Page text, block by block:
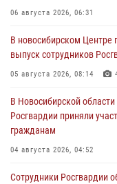
06 августа 2026, 06:31
В новосибирском Центре
выпуск сотрудников
05 августа 2026, 08:14
В Новосибирской
Росгвардии приняли
гражданам
04 августа 2026, 04:52
Сотрудники Росгвардии